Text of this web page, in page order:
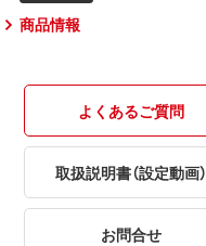
商品情報
よくあるご質問
取扱説明書（設定動画）
お問合せ